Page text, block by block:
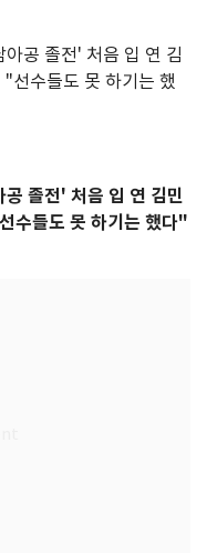
공 졸전' 처음 입 연 김민
수들도 못 하기는 했다"